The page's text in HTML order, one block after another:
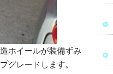
ホイールが装備ずみ
グレードします。